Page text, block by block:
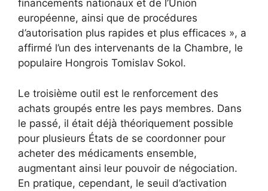
financements nationaux et de l’Union
européenne, ainsi que de procédures
d’autorisation plus rapides et plus efficaces », a
affirmé l’un des intervenants de la Chambre, le
populaire Hongrois Tomislav Sokol.
Le troisième outil est le renforcement des
achats groupés entre les pays membres. Dans
le passé, il était déjà théoriquement possible
pour plusieurs États de se coordonner pour
acheter des médicaments ensemble,
augmentant ainsi leur pouvoir de négociation.
En pratique, cependant, le seuil d’activation